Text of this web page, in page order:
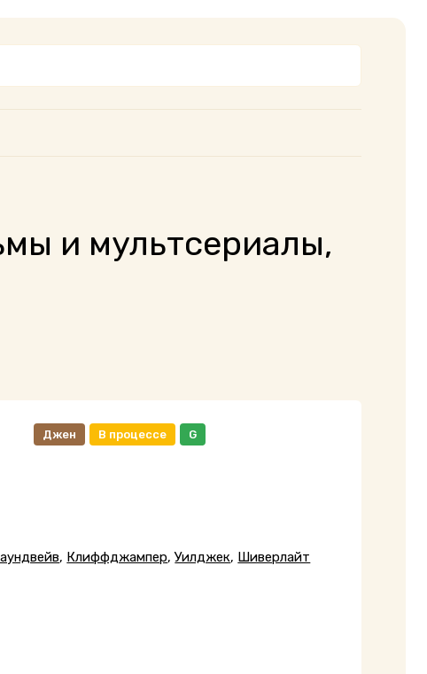
и мультсериалы,
Джен В процессе G
, Клиффджампер,Уилджек, Шиверлайт